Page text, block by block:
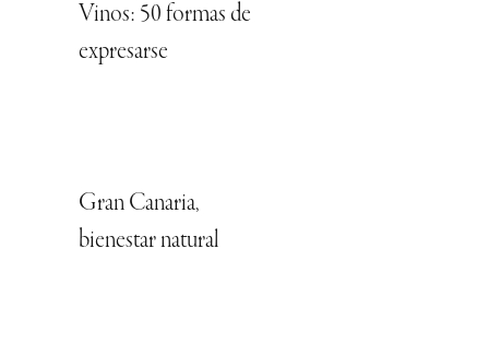
Vinos: 50 formas de
expresarse
Gran Canaria,
bienestar natural